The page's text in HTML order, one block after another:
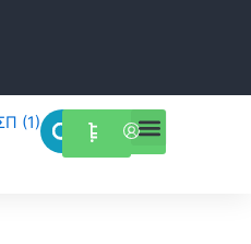
Menu